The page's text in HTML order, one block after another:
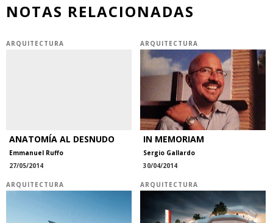
NOTAS RELACIONADAS
ARQUITECTURA
ANATOMÍA AL DESNUDO
Emmanuel Ruffo
27/05/2014
ARQUITECTURA
IN MEMORIAM
Sergio Gallardo
30/04/2014
ARQUITECTURA ARQUITECTURA